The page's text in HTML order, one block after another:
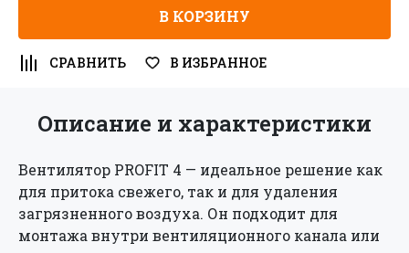
Есть аккаунт? ВойтиВ КОРЗИНУ
СРАВНИТЬ В ИЗБРАННОЕ
Описание и характеристики
Вентилятор PROFIT 4 — идеальное решение как
для притока свежего, так и для удаления
загрязненного воздуха. Он подходит для
монтажа внутри вентиляционного канала или